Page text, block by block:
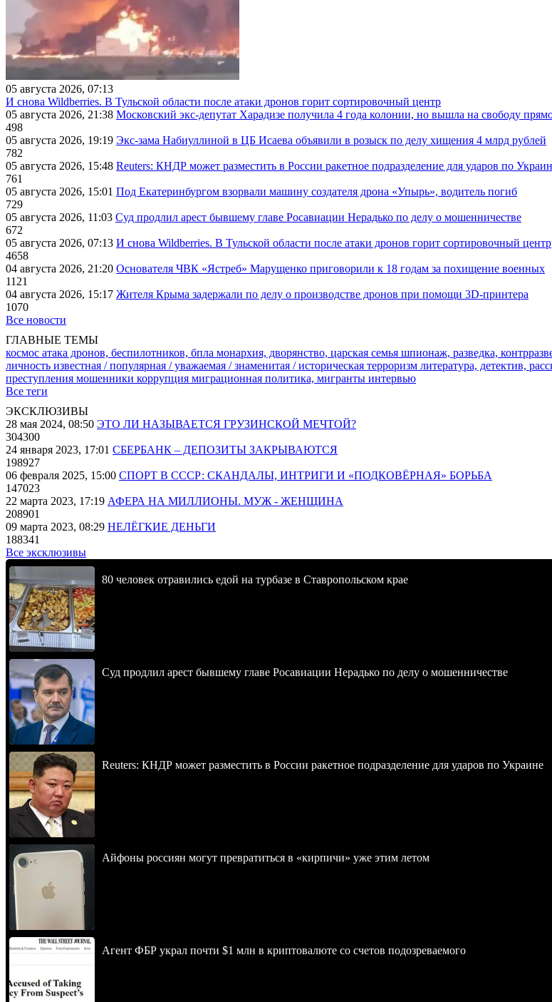
05 августа 2026, 07:13
И снова Wildberries. В Тульской области после атаки дронов горит сортировочный центр
05 августа 2026, 21:38 Московский экс-депутат Харадизе получила 4 года колонии, но вышла на свободу прямо
498
05 августа 2026, 19:19 Экс-зама Набиуллиной в ЦБ Исаева объявили в розыск по делу хищения 4 млрд рублей
782
05 августа 2026, 15:48 Reuters: КНДР может разместить в России ракетное подразделение для ударов по
761
05 августа 2026, 15:01 Под Екатеринбургом взорвали машину создателя дрона «Упырь», водитель погиб
729
05 августа 2026, 11:03 Суд продлил арест бывшему главе Росавиации Нерадько по делу о мошенничестве
672
05 августа 2026, 07:13 И снова Wildberries. В Тульской области после атаки дронов горит сортировочный центр
4658
04 августа 2026, 21:20 Основателя ЧВК «Ястреб» Марущенко приговорили к 18 годам за похищение военных
1121
04 августа 2026, 15:17 Жителя Крыма задержали по делу о производстве дронов при помощи 3D‑принтера
1070
Все новости
ГЛАВНЫЕ ТЕМЫ
космос атака дронов, беспилотников, бпла монархия, дворянство, царская семья шпионаж, разведка,
личность известная / популярная / уважаемая / знаменитая / историческая терроризм литература, детектив,
преступления мошенники коррупция миграционная политика, мигранты интервью
Все теги
ЭКСКЛЮЗИВЫ
28 мая 2024, 08:50 ЭТО ЛИ НАЗЫВАЕТСЯ ГРУЗИНСКОЙ МЕЧТОЙ?
304300
24 января 2023, 17:01 СБЕРБАНК – ДЕПОЗИТЫ ЗАКРЫВАЮТСЯ
198927
06 февраля 2025, 15:00 СПОРТ В СССР: СКАНДАЛЫ, ИНТРИГИ И «ПОДКОВЁРНАЯ» БОРЬБА
147023
22 марта 2023, 17:19 АФЕРА НА МИЛЛИОНЫ. МУЖ - ЖЕНЩИНА
208901
09 марта 2023, 08:29 НЕЛЁГКИЕ ДЕНЬГИ
188341
Все эксклюзивы
80 человек отравились едой на турбазе в Ставропольском крае
Суд продлил арест бывшему главе Росавиации Нерадько по делу о мошенничестве
Reuters: КНДР может разместить в России ракетное подразделение для ударов по Украине
Айфоны россиян могут превратиться в «кирпичи» уже этим летом
Агент ФБР украл почти $1 млн в криптовалюте со счетов подозреваемого